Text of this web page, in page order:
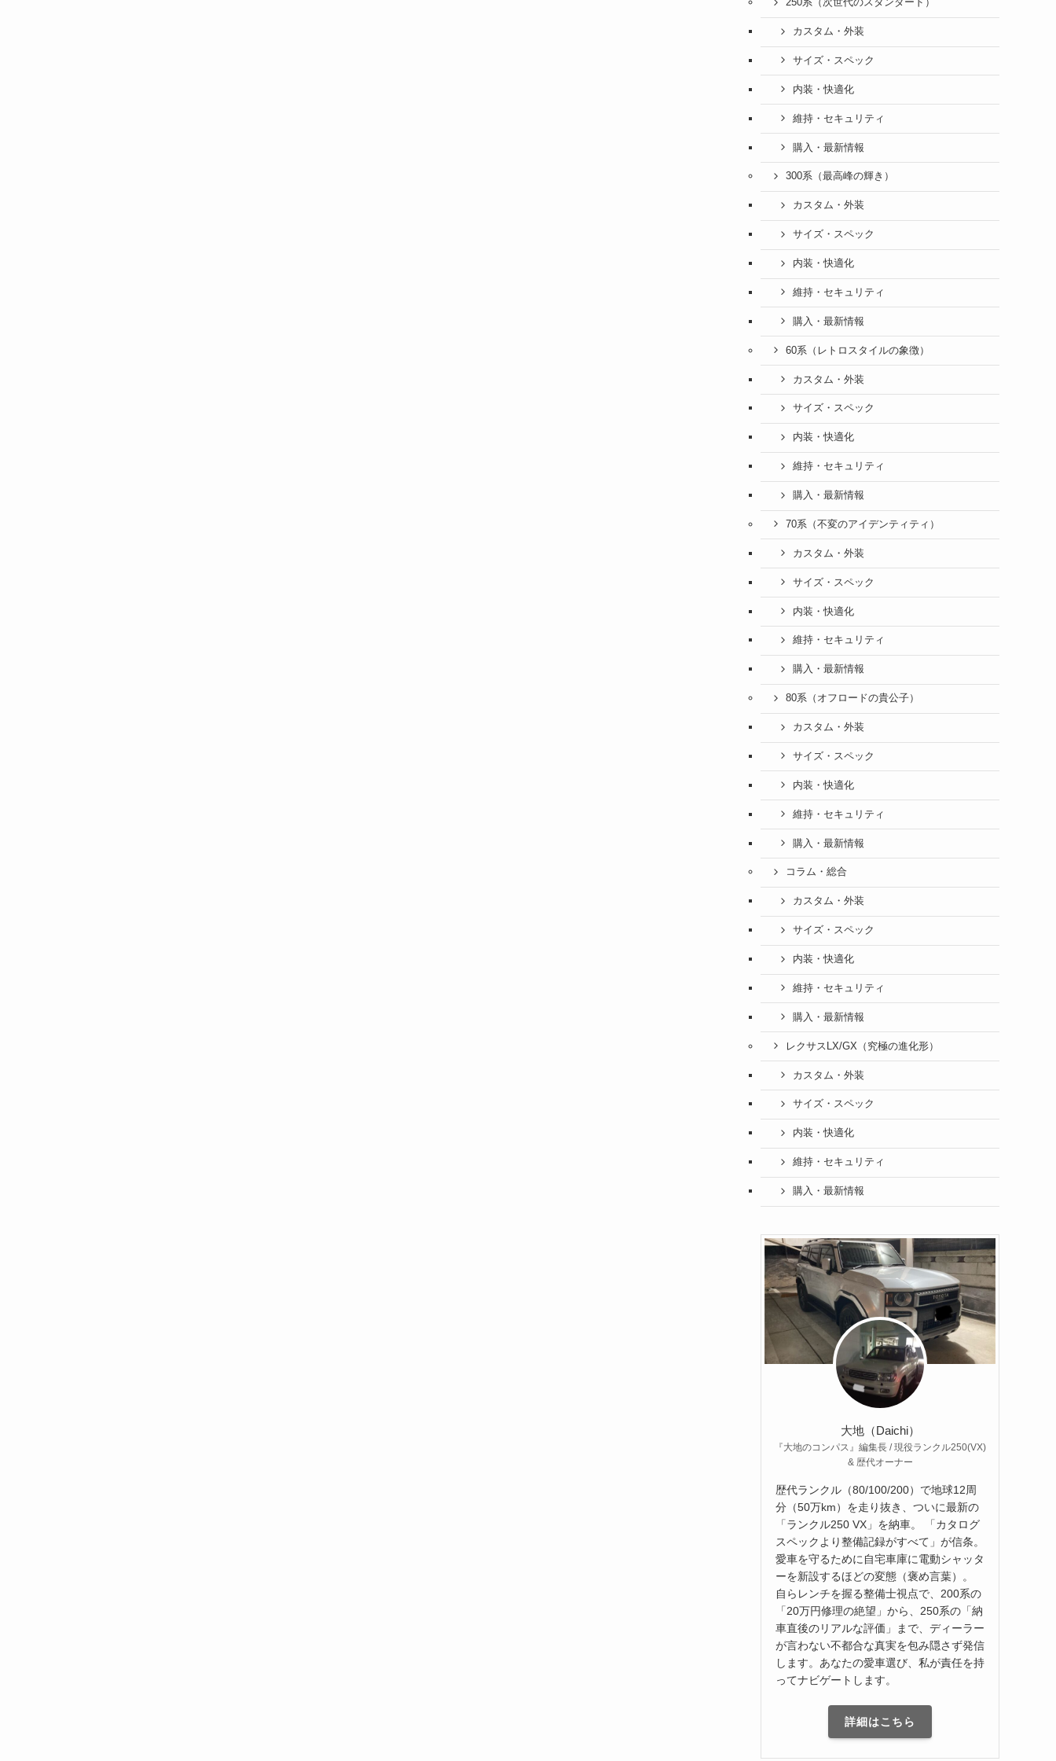
250系（次世代のスタンダード）
カスタム・外装
サイズ・スペック
内装・快適化
維持・セキュリティ
購入・最新情報
300系（最高峰の輝き）
カスタム・外装
サイズ・スペック
内装・快適化
維持・セキュリティ
購入・最新情報
60系（レトロスタイルの象徴）
カスタム・外装
サイズ・スペック
内装・快適化
維持・セキュリティ
購入・最新情報
70系（不変のアイデンティティ）
カスタム・外装
サイズ・スペック
内装・快適化
維持・セキュリティ
購入・最新情報
80系（オフロードの貴公子）
カスタム・外装
サイズ・スペック
内装・快適化
維持・セキュリティ
購入・最新情報
コラム・総合
カスタム・外装
サイズ・スペック
内装・快適化
維持・セキュリティ
購入・最新情報
レクサスLX/GX（究極の進化形）
カスタム・外装
サイズ・スペック
内装・快適化
維持・セキュリティ
購入・最新情報
大地（Daichi）
『大地のコンパス』編集長 / 現役ランクル250(VX)
& 歴代オーナー
歴代ランクル（80/100/200）で地球12周
分（50万km）を走り抜き、ついに最新の
「ランクル250 VX」を納車。 「カタログ
スペックより整備記録がすべて」が信条。
愛車を守るために自宅車庫に電動シャッタ
ーを新設するほどの変態（褒め言葉）。
自らレンチを握る整備士視点で、200系の
「20万円修理の絶望」から、250系の「納
車直後のリアルな評価」まで、ディーラー
が言わない不都合な真実を包み隠さず発信
します。あなたの愛車選び、私が責任を持
ってナビゲートします。
詳細はこちら